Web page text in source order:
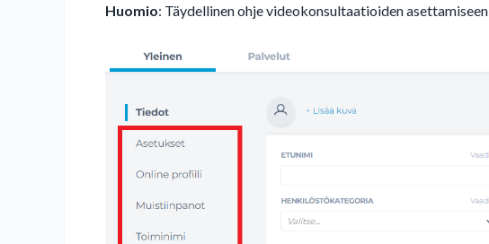
Huomio: Täydellinen ohje videokonsultaatioiden asettamiseen